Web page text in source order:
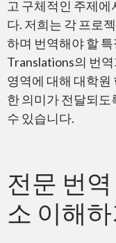
고 구체적인 주제
다. 저희는 각 프로
하며 번역해야 할
Translations의 번
영역에 대해 대학원
한 의미가 전달되도
수 있습니다.
전문 번
소 이해하